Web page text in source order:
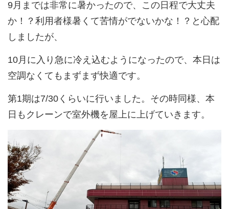
9月までは非常に暑かったので、この日程で大丈夫
か！？利用者様暑くて苦情がでないかな！？と心配
しましたが、
10月に入り急に冷え込むようになったので、本日は
空調なくてもまずまず快適です。
第1期は7/30くらいに行いました。その時同様、本
日もクレーンで室外機を屋上に上げていきます。